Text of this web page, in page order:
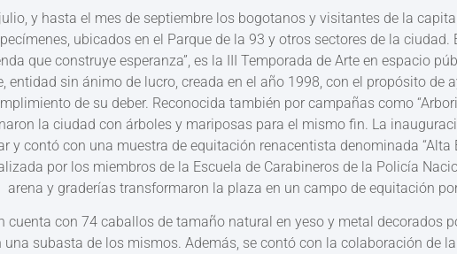
y hasta el mes de septiembre los bogotanos y visitantes de la
ubicados en el Parque de la 93 y otros sectores de la ciudad.
que construye esperanza”, es la III Temporada de Arte en espacio
entidad sin ánimo de lucro, creada en el año 1998, con el propósito de
de su deber. Reconocida también por campañas como
la ciudad con árboles y mariposas para el mismo fin. La
y contó con una muestra de equitación renacentista denominada “Alta
por los miembros de la Escuela de Carabineros de la Policía
arena y graderías transformaron la plaza en un campo de equitación
cuenta con 74 caballos de tamaño natural en yeso y metal decorados
subasta de los mismos. Además, se contó con la colaboración de la